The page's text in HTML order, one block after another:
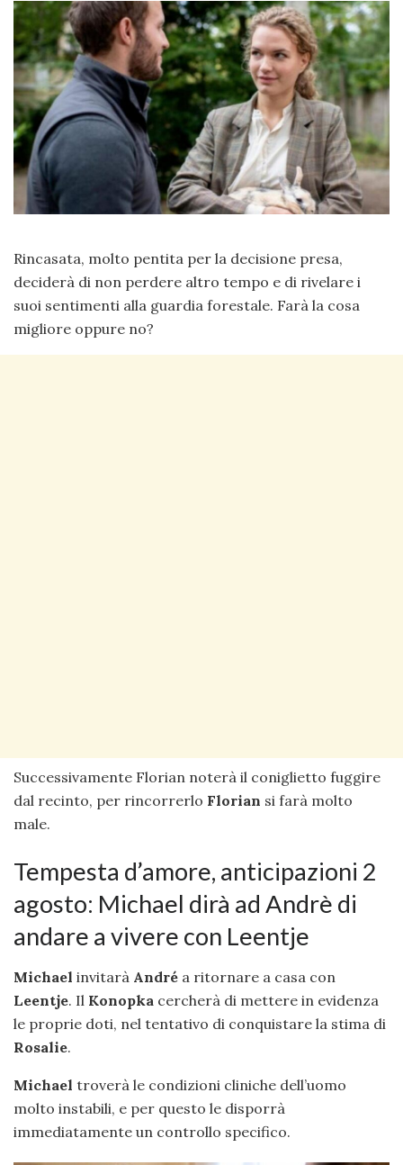
Rincasata, molto pentita per la decisione presa,
deciderà di non perdere altro tempo e di rivelare i
suoi sentimenti alla guardia forestale. Farà la cosa
migliore oppure no?
Successivamente Florian noterà il coniglietto fuggire
dal recinto, per rincorrerlo Florian si farà molto
male.
Tempesta d’amore, anticipazioni 2
agosto: Michael dirà ad Andrè di
andare a vivere con Leentje
Michael invitarà André a ritornare a casa con
Leentje. Il Konopka cercherà di mettere in evidenza
le proprie doti, nel tentativo di conquistare la stima di
Rosalie.
Michael troverà le condizioni cliniche dell’uomo
molto instabili, e per questo le disporrà
immediatamente un controllo specifico.